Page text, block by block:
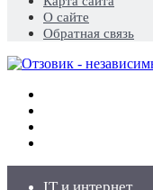
О сайте
Обратная связь